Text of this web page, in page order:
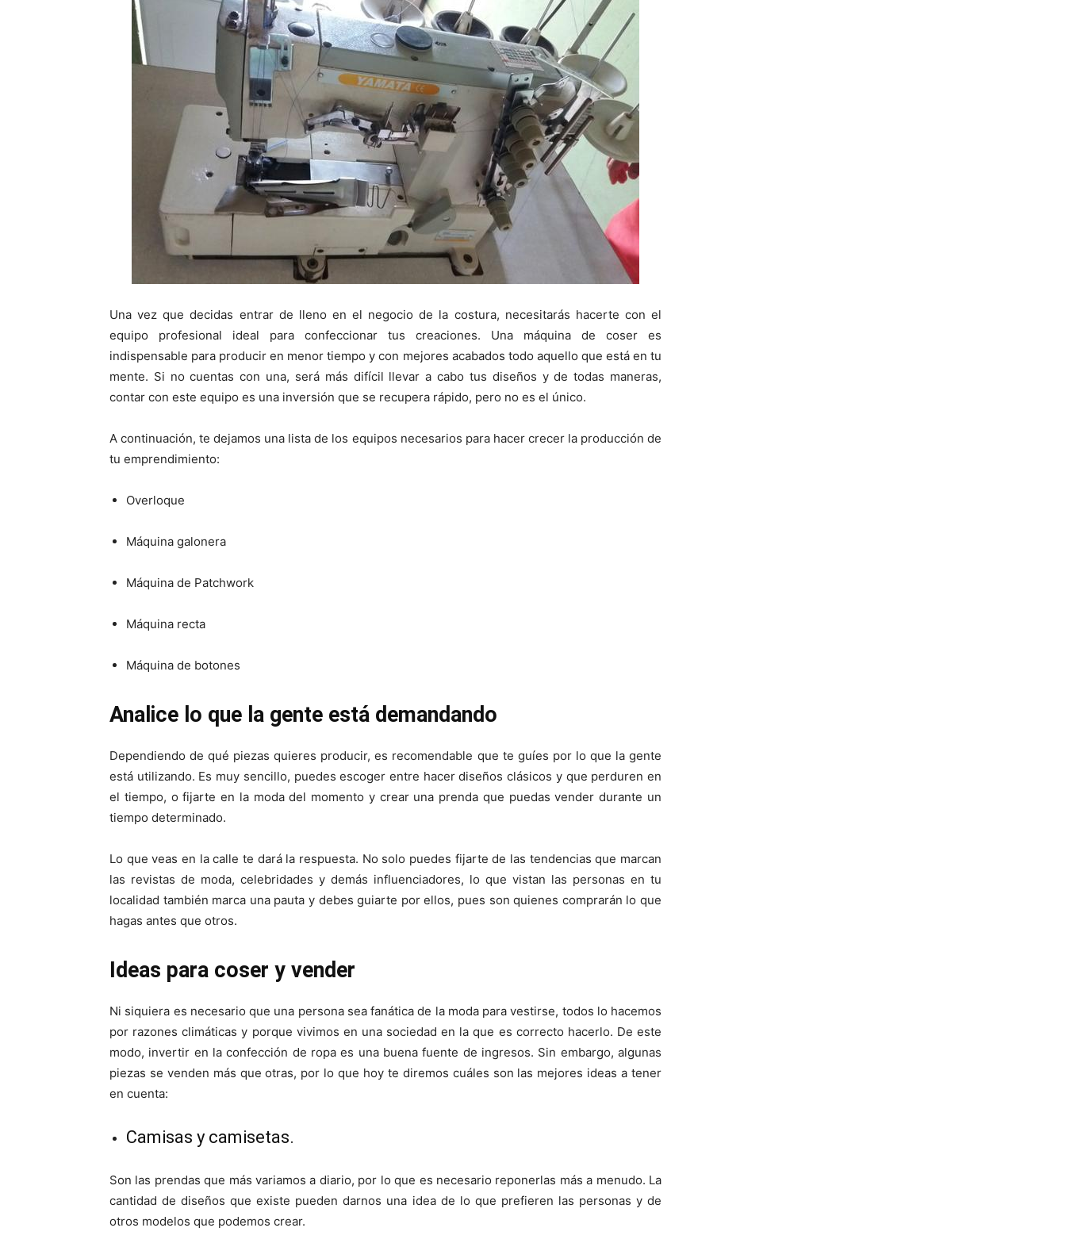
Una vez que decidas entrar de lleno en el negocio de la costura, necesitarás hacerte con el
equipo profesional ideal para confeccionar tus creaciones. Una máquina de coser es
indispensable para producir en menor tiempo y con mejores acabados todo aquello que está en tu
mente. Si no cuentas con una, será más difícil llevar a cabo tus diseños y de todas maneras,
contar con este equipo es una inversión que se recupera rápido, pero no es el único.
A continuación, te dejamos una lista de los equipos necesarios para hacer crecer la producción de
tu emprendimiento:
Overloque
Máquina galonera
Máquina de Patchwork
Máquina recta
Máquina de botones
Analice lo que la gente está demandando
Dependiendo de qué piezas quieres producir, es recomendable que te guíes por lo que la gente
está utilizando. Es muy sencillo, puedes escoger entre hacer diseños clásicos y que perduren en
el tiempo, o fijarte en la moda del momento y crear una prenda que puedas vender durante un
tiempo determinado.
Lo que veas en la calle te dará la respuesta. No solo puedes fijarte de las tendencias que marcan
las revistas de moda, celebridades y demás influenciadores, lo que vistan las personas en tu
localidad también marca una pauta y debes guiarte por ellos, pues son quienes comprarán lo que
hagas antes que otros.
Ideas para coser y vender
Ni siquiera es necesario que una persona sea fanática de la moda para vestirse, todos lo hacemos
por razones climáticas y porque vivimos en una sociedad en la que es correcto hacerlo. De este
modo, invertir en la confección de ropa es una buena fuente de ingresos. Sin embargo, algunas
piezas se venden más que otras, por lo que hoy te diremos cuáles son las mejores ideas a tener
en cuenta:
Camisas y camisetas.
Son las prendas que más variamos a diario, por lo que es necesario reponerlas más a menudo. La
cantidad de diseños que existe pueden darnos una idea de lo que prefieren las personas y de
otros modelos que podemos crear.